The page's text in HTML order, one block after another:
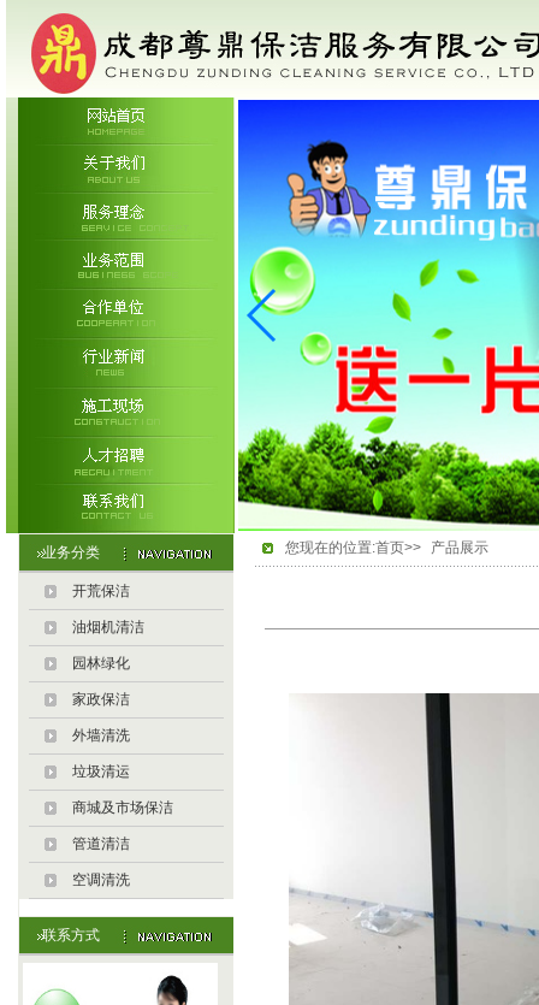
业务分类
开荒保洁
油烟机清洁
园林绿化
家政保洁
外墙清洗
垃圾清运
商城及市场保洁
管道清洁
空调清洗
联系方式
您现在的位置:首页>> 产品展示